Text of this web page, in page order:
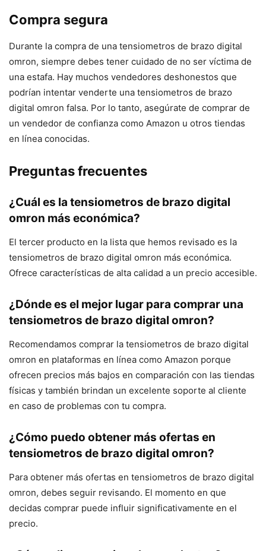
Compra segura
Durante la compra de una tensiometros de brazo digital
omron, siempre debes tener cuidado de no ser víctima de
una estafa. Hay muchos vendedores deshonestos que
podrían intentar venderte una tensiometros de brazo
digital omron falsa. Por lo tanto, asegúrate de comprar de
un vendedor de confianza como Amazon u otros tiendas
en línea conocidas.
Preguntas frecuentes
¿Cuál es la tensiometros de brazo digital
omron más económica?
El tercer producto en la lista que hemos revisado es la
tensiometros de brazo digital omron más económica.
Ofrece características de alta calidad a un precio accesible.
¿Dónde es el mejor lugar para comprar una
tensiometros de brazo digital omron?
Recomendamos comprar la tensiometros de brazo digital
omron en plataformas en línea como Amazon porque
ofrecen precios más bajos en comparación con las tiendas
físicas y también brindan un excelente soporte al cliente
en caso de problemas con tu compra.
¿Cómo puedo obtener más ofertas en
tensiometros de brazo digital omron?
Para obtener más ofertas en tensiometros de brazo digital
omron, debes seguir revisando. El momento en que
decidas comprar puede influir significativamente en el
precio.